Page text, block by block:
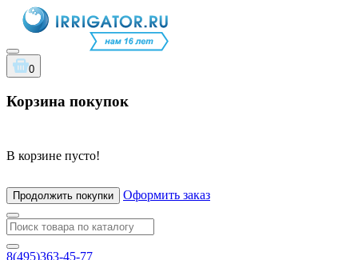
0
Корзина покупок
В корзине пусто!
Продолжить покупки Оформить заказ
8(495)363-45-77